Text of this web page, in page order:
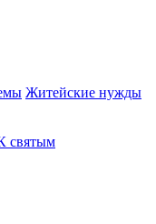
Житейские нужды
святым